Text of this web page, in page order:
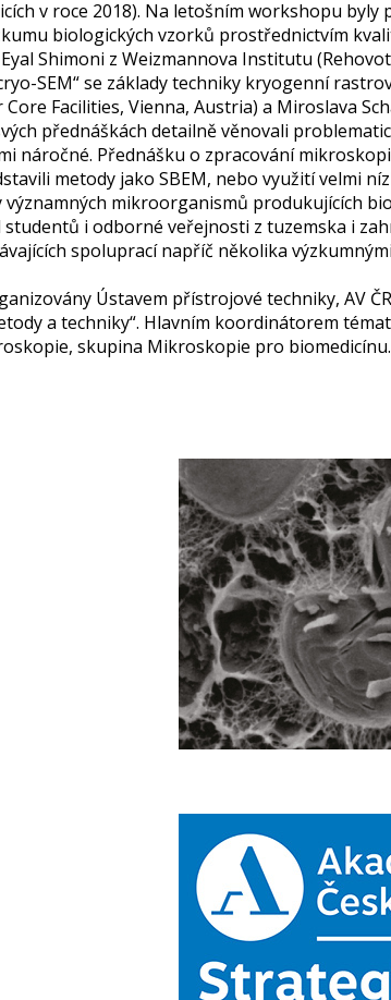
v roce 2018). Na letošním workshopu
biologických vzorků prostřednictvím
Shimoni z Weizmannova Institutu
SEM“ se základy techniky kryogenní
Facilities, Vienna, Austria) a Miroslava
přednáškách detailně věnovali
náročné. Přednášku o zpracování
metody jako SBEM, nebo využití velmi
mikroorganismů produkujících
studentů i odborné veřejnosti z tuzemska i
spoluprací napříč několika
Ústavem přístrojové techniky, AV
a techniky“. Hlavním koordinátorem
skupina Mikroskopie pro biomedicínu.